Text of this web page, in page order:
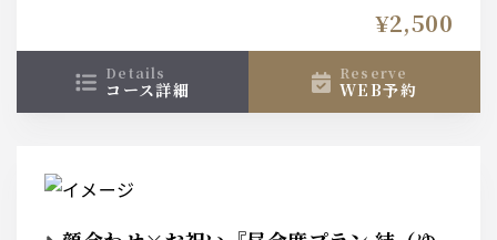
¥2,500
details
コース詳細
reserve
WEB予約